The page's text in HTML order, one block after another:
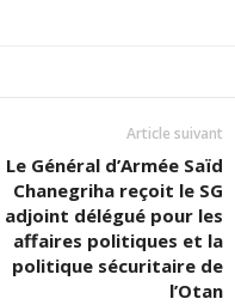
Article suivant
Le Général d’Armée Saïd
Chanegriha reçoit le SG
adjoint délégué pour les
affaires politiques et la
politique sécuritaire de
l’Otan